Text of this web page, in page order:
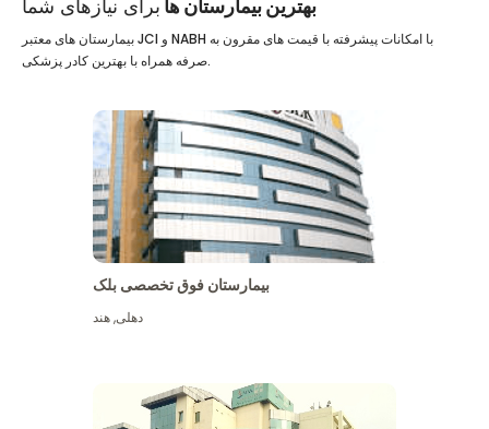
بهترین بیمارستان ها برای نیازهای شما
بیمارستان های معتبر JCI و NABH با امکانات پیشرفته با قیمت های مقرون به
صرفه همراه با بهترین کادر پزشکی.
بیمارستان فوق تخصصی بلک
دهلی,هند